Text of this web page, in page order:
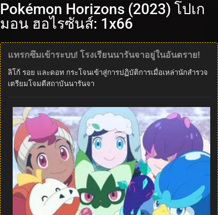
Pokémon Horizons (2023) โปเก
มอน ฮอไรซันส์: 1x66
แทรกซึมเข้าระบบ! โรงเรียนนารันจาอยู่ในอันตราย!
ลิโก้ รอย และดอท กระโจนเข้าสู่การปฏิบัติการเมื่อเหล่านักสำรวจ
เตรียมโจมตีสถาบันนารันจา